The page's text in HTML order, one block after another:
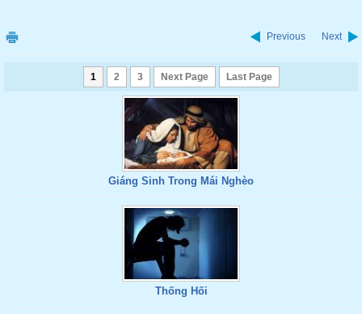
Previous Next
1 2 3 Next Page Last Page
Giáng Sinh Trong Mái Nghèo
Thống Hối